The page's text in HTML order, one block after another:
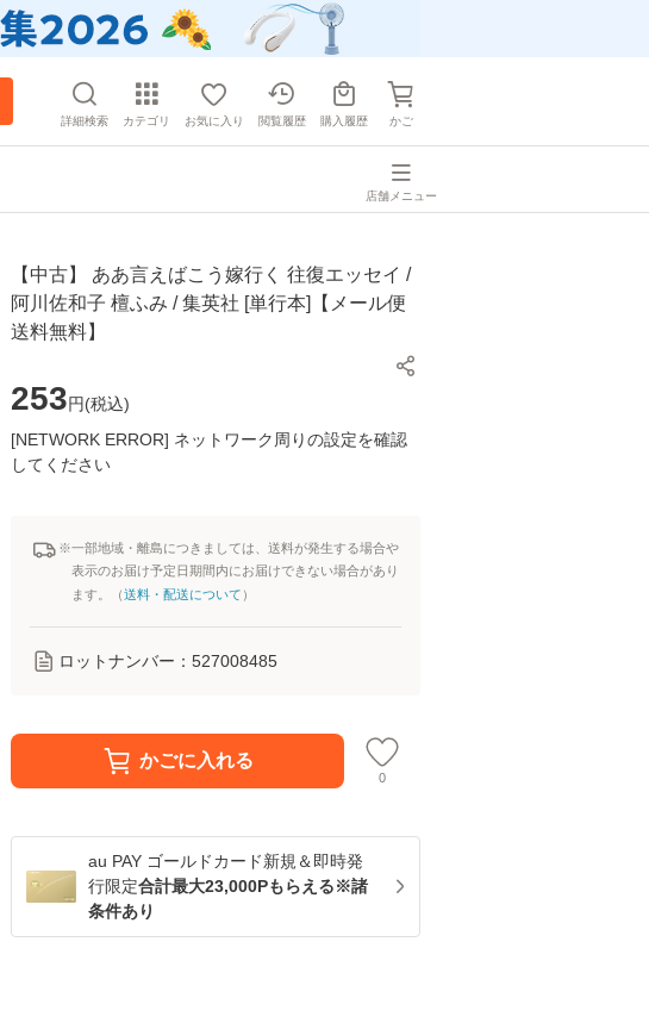
詳細検索 カテゴリ お気に入り 閲覧履歴 購入履歴 かご
店舗メニュー
【中古】 ああ言えばこう嫁行く 往復エッセイ /
阿川佐和子 檀ふみ / 集英社 [単行本]【メール便
送料無料】
253円(税込)
[NETWORK ERROR] ネットワーク周りの設定を確認
してください
※一部地域・離島につきましては、送料が発生する場合や
表示のお届け予定日期間内にお届けできない場合があり
ます。（送料・配送について ）
ロットナンバー： 527008485
かごに入れる
0
au PAY ゴールドカード新規＆即時発
行限定合計最大23,000Pもらえる※諸
条件あり